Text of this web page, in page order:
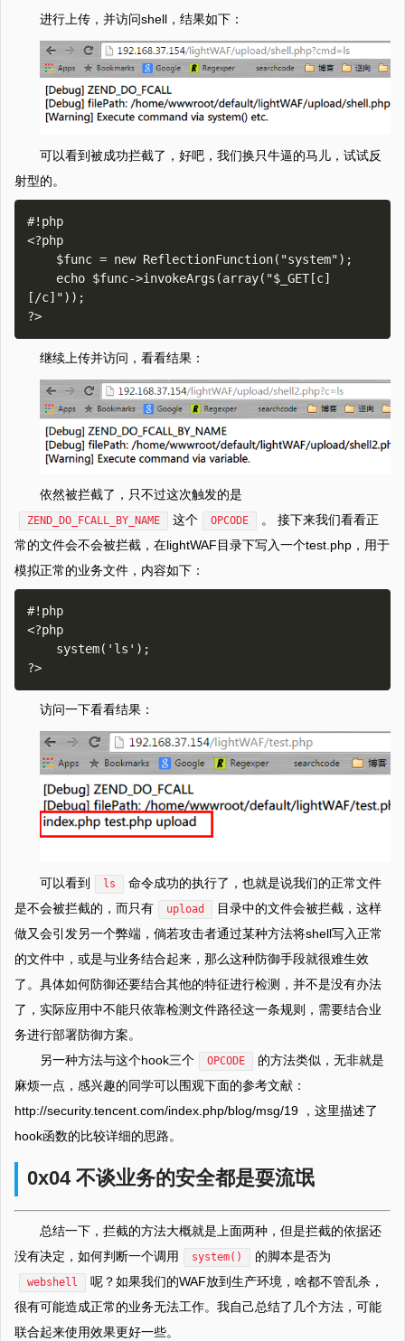
进行上传，并访问shell，结果如下：
可以看到被成功拦截了，好吧，我们换只牛逼的马儿，试试反
射型的。
#!php
<?php
[/c]"));
继续上传并访问，看看结果：
依然被拦截了，只不过这次触发的是
ZEND_DO_FCALL_BY_NAME 这个 OPCODE
。 接下来我们看看正
常的文件会不会被拦截，在lightWAF目录下写入一个test.php，用于
模拟正常的业务文件，内容如下：
#!php
<?php
访问一下看看结果：
可以看到 ls
命令成功的执行了，也就是说我们的正常文件
是不会被拦截的，而只有
upload
目录中的文件会被拦截，这样
做又会引发另一个弊端，倘若攻击者通过某种方法将shell写入正常
的文件中，或是与业务结合起来，那么这种防御手段就很难生效
了。具体如何防御还要结合其他的特征进行检测，并不是没有办法
了，实际应用中不能只依靠检测文件路径这一条规则，需要结合业
务进行部署防御方案。
另一种方法与这个hook三个
OPCODE
的方法类似，无非就是
麻烦一点，感兴趣的同学可以围观下面的参考文献：
http://security.tencent.com/index.php/blog/msg/19 ，这里描述了
hook函数的比较详细的思路。
0x04 不谈业务的安全都是耍流氓
总结一下，拦截的方法大概就是上面两种，但是拦截的依据还
没有决定，如何判断一个调用
system() 的脚本是否为
webshell
呢？如果我们的WAF放到生产环境，啥都不管乱杀，
很有可能造成正常的业务无法工作。我自己总结了几个方法，可能
联合起来使用效果更好一些。